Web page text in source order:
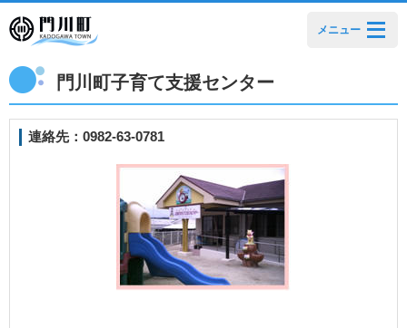
メニュー
門川町子育て支援センター
連絡先：0982-63-0781